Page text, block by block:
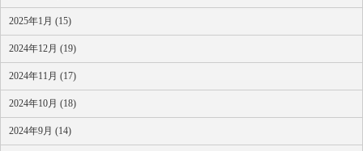
2025年1月 (15)
2024年12月 (19)
2024年11月 (17)
2024年10月 (18)
2024年9月 (14)